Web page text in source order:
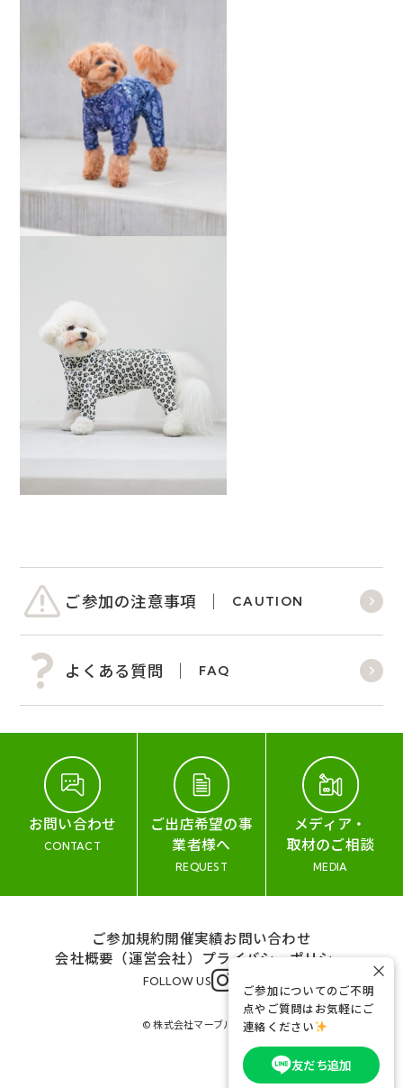
ご参加の注意事項 CAUTION
よくある質問 FAQ
お問い合わせ
CONTACT
ご出店希望の事
業者様へ
REQUEST
メディア・
取材のご相談
MEDIA
ご参加規約開催実績お問い合わせ
会社概要（運営会社） プライバシーポリシー
FOLLOW US
© 株式会社マーブル&コー
ご参加についてのご不明
点やご質問はお気軽にご
連絡ください
友だち追加
×